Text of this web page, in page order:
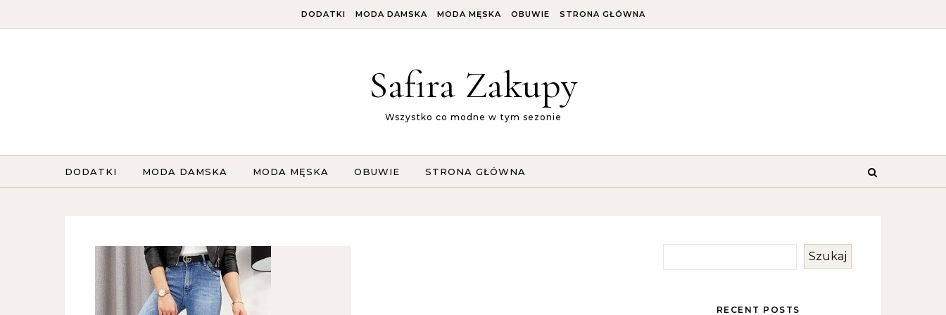
DODATKI MODA DAMSKA MODA MĘSKA OBUWIE STRONA GŁÓWNA
Safira Zakupy
Wszystko co modne w tym sezonie
DODATKI MODA DAMSKA MODA MĘSKA OBUWIE STRONA GŁÓWNA
Szukaj
RECENT POSTS